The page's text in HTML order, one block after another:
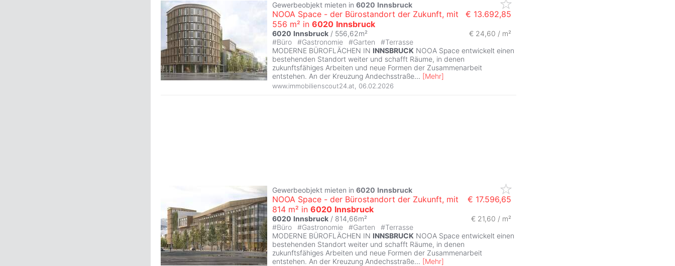
Gewerbeobjekt mieten in 6020 Innsbruck
NOOA Space - der Bürostandort der Zukunft, mit
556 m² in 6020 Innsbruck
€ 13.692,85
6020 Innsbruck / 556,62m²
€ 24,60 / m²
#Büro #Gastronomie #Garten #Terrasse
MODERNE BÜROFLÄCHEN IN INNSBRUCK NOOA Space entwickelt einen
bestehenden Standort weiter und schafft Räume, in denen
zukunftsfähiges Arbeiten und neue Formen der Zusammenarbeit
entstehen. An der Kreuzung Andechsstraße... [Mehr]
www.immobilienscout24.at 06.02.2026
Gewerbeobjekt mieten in 6020 Innsbruck
NOOA Space - der Bürostandort der Zukunft, mit
814 m² in 6020 Innsbruck
€ 17.596,65
6020 Innsbruck / 814,66m²
€ 21,60 / m²
#Büro #Gastronomie #Garten #Terrasse
MODERNE BÜROFLÄCHEN IN INNSBRUCK NOOA Space entwickelt einen
bestehenden Standort weiter und schafft Räume, in denen
zukunftsfähiges Arbeiten und neue Formen der Zusammenarbeit
entstehen. An der Kreuzung Andechsstraße... [Mehr]